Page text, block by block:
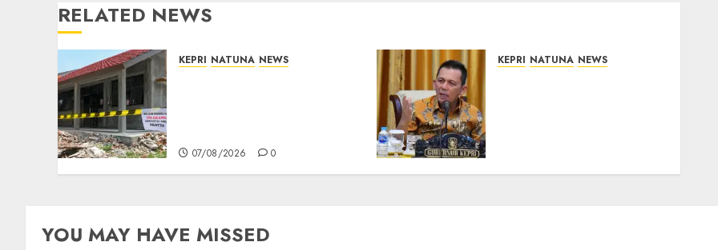
RELATED NEWS
KEPRI NATUNA NEWS
07/08/2026 0
KEPRI NATUNA NEWS
07/08/2026 0
YOU MAY HAVE MISSED